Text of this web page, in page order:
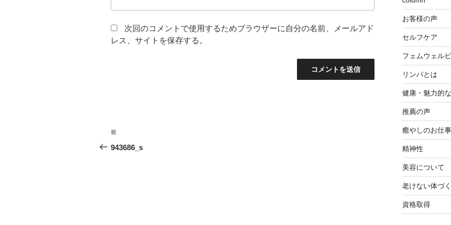
次回のコメントで使用するためブラウザーに自分の名前、メールアド
レス、サイトを保存する。
投
稿
前
の
前
943686_s
お客様の声
セルフケア
フェムウェル
リンパとは
健康・魅力的
推薦の声
癒やしのお仕事
精神性
美容について
老けない体づ
資格取得